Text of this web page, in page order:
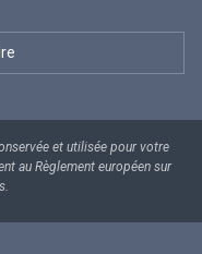
et utilisée pour votre
au Règlement européen sur